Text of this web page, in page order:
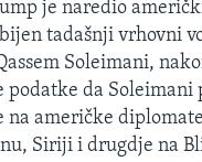
je naredio
tadašnji vrhovni
Soleimani,
podatke da Soleimani
na američke
Siriji i drugdje na